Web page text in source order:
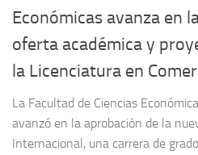
Económicas avanza en
oferta académica y
la Licenciatura en
La Facultad de Ciencias
avanzó en la aprobación de la
Internacional, una carrera de